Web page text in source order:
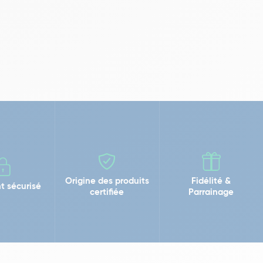
sécurisé
Origine des produits
certifiée
Fidélité &
Parrainage